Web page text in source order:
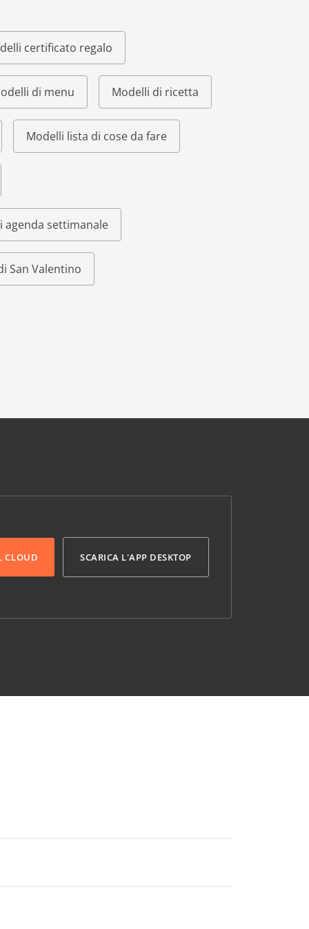
certificato regalo
di menu Modelli di ricetta
Modelli lista di cose da fare
agenda settimanale
San Valentino
CLOUD SCARICA L'APP DESKTOP